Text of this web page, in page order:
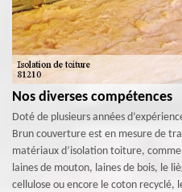
Nos diverses compétences
Doté de plusieurs années
Brun couverture est en mesure de
matériaux d’isolation toiture,
laines de mouton, laines de bois, le
cellulose ou encore le coton recyclé,